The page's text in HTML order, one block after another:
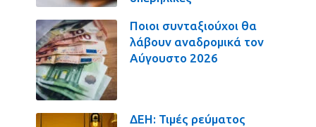
Ποιοι συνταξιούχοι θα
λάβουν αναδρομικά τον
Αύγουστο 2026
ΔΕΗ: Τιμές ρεύματος